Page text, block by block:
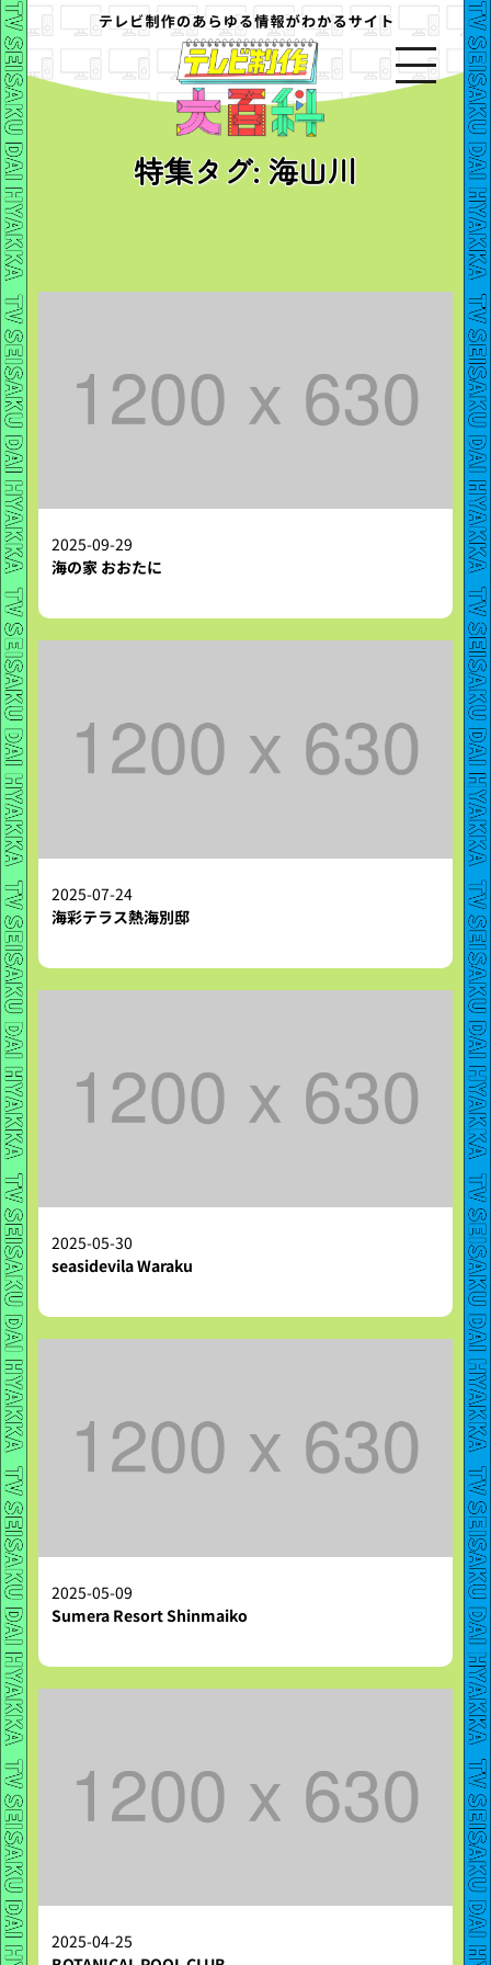
特集タグ:海山川
2025-09-29
海の家 おおたに
2025-07-24
海彩テラス熱海別邸
2025-05-30
seasidevila Waraku
2025-05-09
Sumera Resort Shinmaiko
2025-04-25